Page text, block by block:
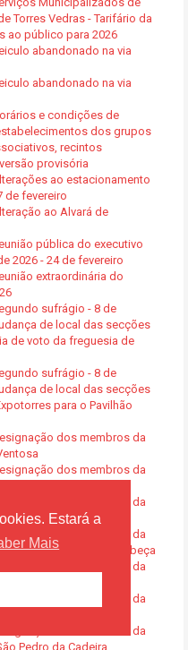
Estará a
Mais
Torres Vedras - Tarifário da
ao público para 2026
abandonado na via
abandonado na via
e condições de
dos grupos
recintos
provisória
ao estacionamento
de fevereiro
ao Alvará de
pública do executivo
2026 - 24 de fevereiro
extraordinária do
sufrágio - 8 de
de local das secções
de voto da freguesia de
sufrágio - 8 de
de local das secções
para o Pavilhão
dos membros da
dos membros da
dos membros da
e Carmões
dos membros da
e Outeiro da Cabeça
dos membros da
dos membros da
dos membros da
Pedro da Cadeira